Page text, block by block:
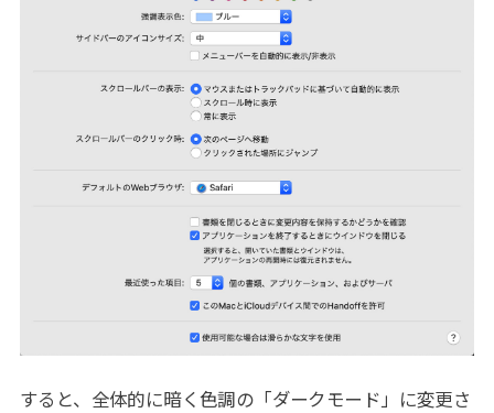
すると、全体的に暗く色調の「ダークモード」に変更さ